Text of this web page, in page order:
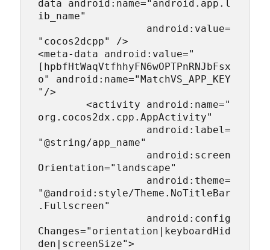
data android:name="android.app.l
ib_name"
android:value=
"cocos2dcpp" />
<meta-data android:value="
[hpbfHtWaqVtfhhyFN6wOPTPnRNJbFsx
o" android:name="MatchVS_APP_KEY
"/>
<activity android:name="
org.cocos2dx.cpp.AppActivity"
android:label=
"@string/app_name"
android:screen
Orientation="landscape"
android:theme=
"@android:style/Theme.NoTitleBar
.Fullscreen"
android:config
Changes="orientation|keyboardHid
den|screenSize">